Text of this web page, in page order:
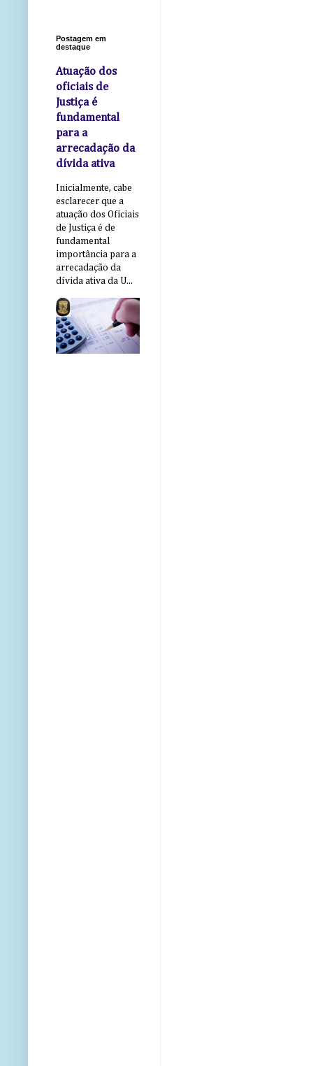
Postagem em
destaque
Atuação dos
oficiais de
Justiça é
fundamental
para a
arrecadação da
dívida ativa
Inicialmente, cabe
esclarecer que a
atuação dos Oficiais
de Justiça é de
fundamental
importância para a
arrecadação da
dívida ativa da U...